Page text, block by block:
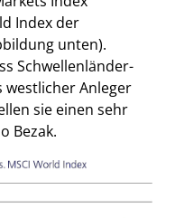
Index der
unten).
Schwellenländer-
Anleger
sie einen sehr
Bezak.